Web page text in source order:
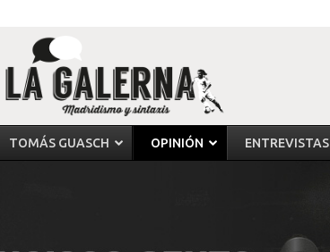
TOMÁS GUASCH OPINIÓN ENTREVISTAS